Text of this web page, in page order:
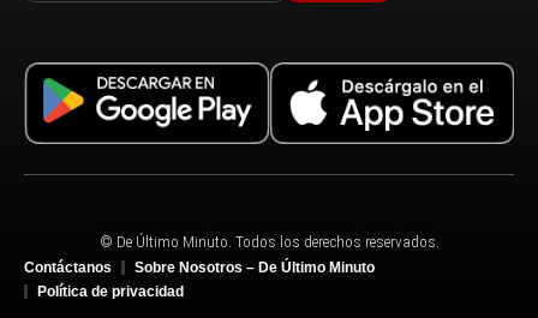
© De Último Minuto. Todos los derechos reservados.
Contáctanos
Sobre Nosotros – De Último Minuto
Política de privacidad